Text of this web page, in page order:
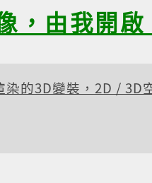
，由我開啟
的3D變裝，2D / 3D